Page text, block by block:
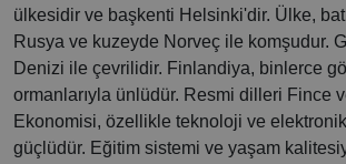
ülkesidir ve başkenti Helsinki'dir. Ülke,
Rusya ve kuzeyde Norveç ile komşudur.
Denizi ile çevrilidir. Finlandiya, binlerce
ormanlarıyla ünlüdür. Resmi dilleri Fince
Ekonomisi, özellikle teknoloji ve
güçlüdür. Eğitim sistemi ve yaşam